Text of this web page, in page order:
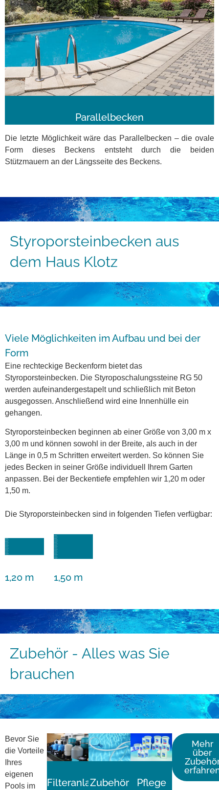
Parallelbecken
Die letzte Möglichkeit wäre das Parallelbecken – die ovale
Form dieses Beckens entsteht durch die beiden
Stützmauern an der Längsseite des Beckens.
Styroporsteinbecken aus
dem Haus Klotz
Viele Möglichkeiten im Aufbau und bei der
Form
Eine rechteckige Beckenform bietet das
Styroporsteinbecken. Die Styroposchalungssteine RG 50
werden aufeinandergestapelt und schließlich mit Beton
ausgegossen. Anschließend wird eine Innenhülle ein
gehangen.
Styroporsteinbecken beginnen ab einer Größe von 3,00 m x
3,00 m und können sowohl in der Breite, als auch in der
Länge in 0,5 m Schritten erweitert werden. So können Sie
jedes Becken in seiner Größe individuell Ihrem Garten
anpassen. Bei der Beckentiefe empfehlen wir 1,20 m oder
1,50 m.
Die Styroporsteinbecken sind in folgenden Tiefen verfügbar:
1,20 m 1,50 m
Zubehör - Alles was Sie
brauchen
Bevor Sie
die Vorteile
Ihres
eigenen
Pools im
FilteranlagenZubehör Pflege
Mehr
über